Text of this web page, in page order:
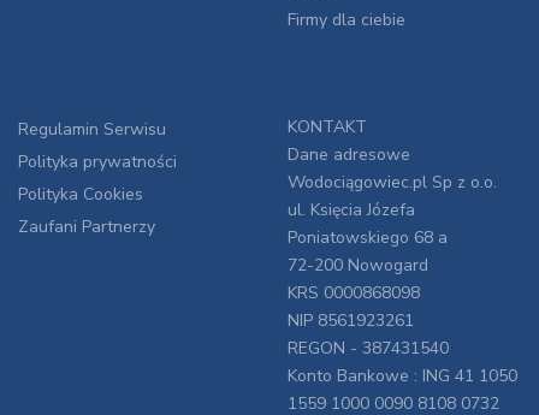
Firmy dla ciebie
Regulamin Serwisu
Polityka prywatności
Polityka Cookies
Zaufani Partnerzy
KONTAKT
Dane adresowe
Wodociągowiec.pl Sp z o.o.
ul. Księcia Józefa
Poniatowskiego 68 a
72-200 Nowogard
KRS 0000868098
NIP 8561923261
REGON - 387431540
Konto Bankowe : ING 41 1050
1559 1000 0090 8108 0732